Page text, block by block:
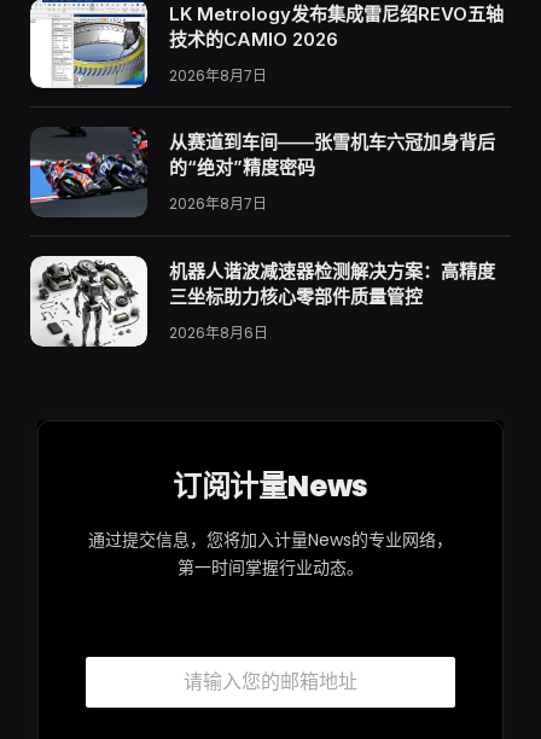
LK Metrology发布集成雷尼绍REVO五轴
技术的CAMIO 2026
2026年8月7日
从赛道到车间——张雪机车六冠加身背后
的“绝对”精度密码
2026年8月7日
机器人谐波减速器检测解决方案：高精度
三坐标助力核心零部件质量管控
2026年8月6日
订阅计量News
通过提交信息，您将加入计量News的专业网络，
第一时间掌握行业动态。
*
*
邮
*